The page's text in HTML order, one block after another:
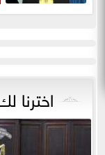
زيارته لمصر
اخترنا